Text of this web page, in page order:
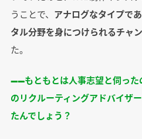
うことで、 アナログなタイプで
タル分野を身につけられるチャ
た。
――もともとは人事志望と伺っ
のリクルーティングアドバイザ
たんでしょう？